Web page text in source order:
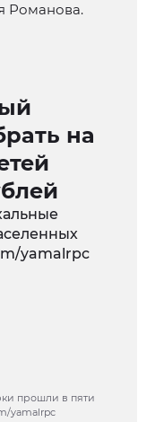
Романова.
на
прошли в пяти
yamalrpc